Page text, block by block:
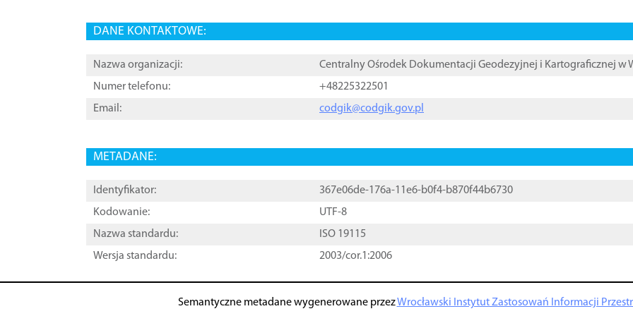
DANE KONTAKTOWE:
Nazwa organizacji:
Centralny Ośrodek Dokumentacji Geodezyjnej i Kartograficznej w
Numer telefonu:
+48225322501
Email:
codgik@codgik.gov.pl
METADANE:
Identyfikator:
367e06de-176a-11e6-b0f4-b870f44b6730
Kodowanie:
UTF-8
Nazwa standardu:
ISO 19115
Wersja standardu:
2003/cor.1:2006
Semantyczne metadane wygenerowane przezWrocławski Instytut Zastosowań Informacji